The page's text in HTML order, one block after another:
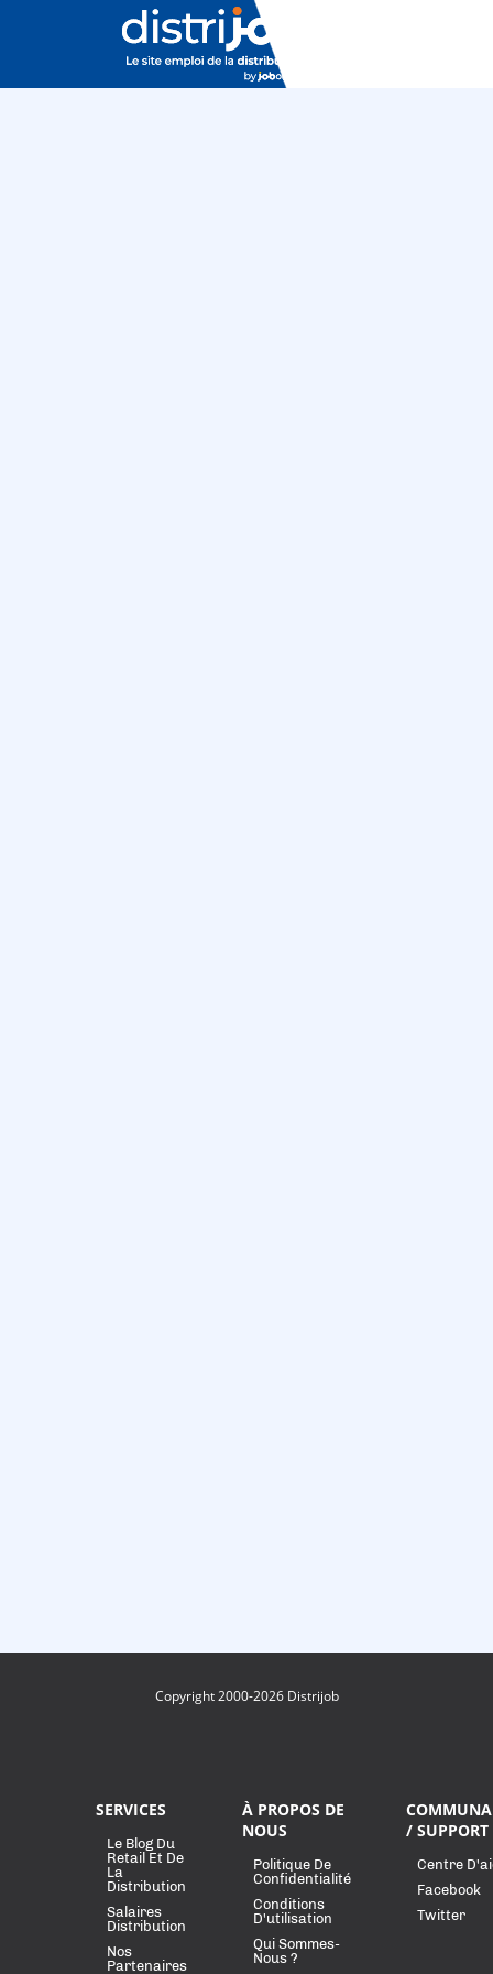
Copyright 2000-2026 Distrijob
SERVICES
Le Blog Du
Retail Et De
La
Distribution
Salaires
Distribution
Nos
Partenaires
À PROPOS DE
NOUS
Politique De
Confidentialité
Conditions
D'utilisation
Qui Sommes-
Nous ?
/ SUPPORT
Centre
Facebook
Twitter